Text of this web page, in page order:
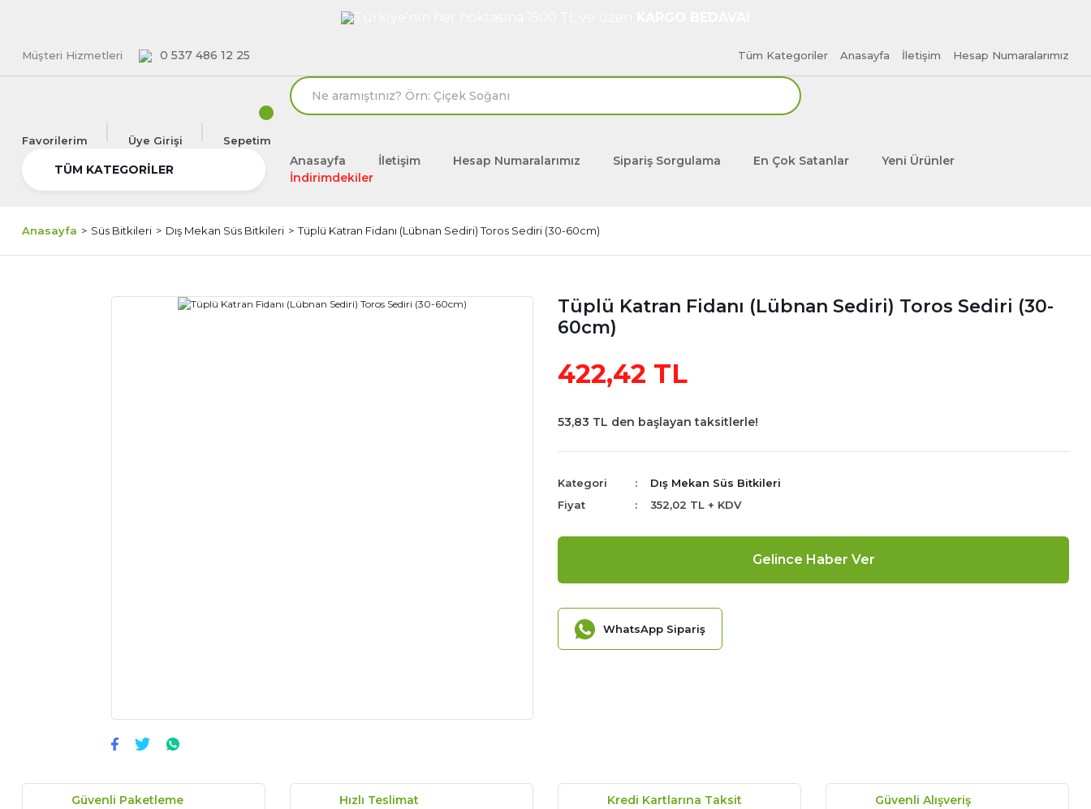
Müşteri Hizmetleri 0 537 486 12 25 Tüm Kategoriler Anasayfa İletişim Hesap Numaralarımız
Favorilerim Üye Girişi Sepetim
TÜM KATEGORİLER
Anasayfa İletişim Hesap Numaralarımız Sipariş Sorgulama En Çok Satanlar
Yeni Ürünler
İndirimdekiler
Anasayfa Süs Bitkileri Dış Mekan Süs Bitkileri Tüplü Katran Fidanı (Lübnan Sediri) Toros Sediri (30-60cm)
Tüplü Katran Fidanı (Lübnan Sediri) Toros Sediri (30-
60cm)
422,42 TL
53,83 TL den başlayan taksitlerle!
Kategori
Dış Mekan Süs Bitkileri
Fiyat
352,02 TL + KDV
Gelince Haber Ver
WhatsApp Sipariş
Güvenli Paketleme Hızlı Teslimat Kredi Kartlarına Taksit Güvenli Alışveriş